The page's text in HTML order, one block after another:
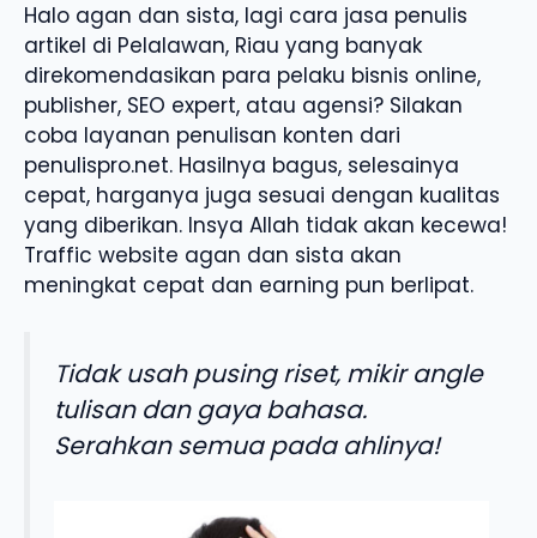
Halo agan dan sista, lagi cara jasa penulis
artikel di Pelalawan, Riau yang banyak
direkomendasikan para pelaku bisnis online,
publisher, SEO expert, atau agensi? Silakan
coba layanan penulisan konten dari
penulispro.net. Hasilnya bagus, selesainya
cepat, harganya juga sesuai dengan kualitas
yang diberikan. Insya Allah tidak akan kecewa!
Traffic website agan dan sista akan
meningkat cepat dan earning pun berlipat.
Tidak usah pusing riset, mikir angle
tulisan dan gaya bahasa.
Serahkan semua pada ahlinya!